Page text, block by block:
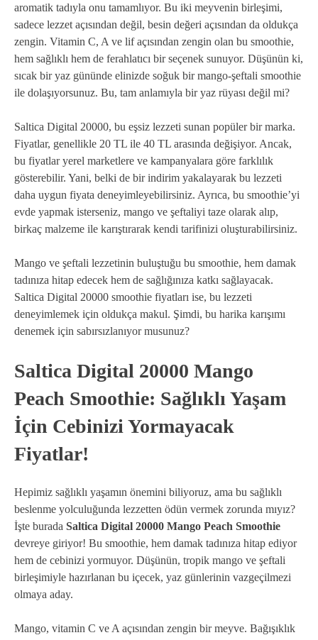
aromatik tadıyla onu tamamlıyor. Bu iki meyvenin birleşimi,
sadece lezzet açısından değil, besin değeri açısından da oldukça
zengin. Vitamin C, A ve lif açısından zengin olan bu smoothie,
hem sağlıklı hem de ferahlatıcı bir seçenek sunuyor. Düşünün ki,
sıcak bir yaz gününde elinizde soğuk bir mango-şeftali smoothie
ile dolaşıyorsunuz. Bu, tam anlamıyla bir yaz rüyası değil mi?
Saltica Digital 20000, bu eşsiz lezzeti sunan popüler bir marka.
Fiyatlar, genellikle 20 TL ile 40 TL arasında değişiyor. Ancak,
bu fiyatlar yerel marketlere ve kampanyalara göre farklılık
gösterebilir. Yani, belki de bir indirim yakalayarak bu lezzeti
daha uygun fiyata deneyimleyebilirsiniz. Ayrıca, bu smoothie’yi
evde yapmak isterseniz, mango ve şeftaliyi taze olarak alıp,
birkaç malzeme ile karıştırarak kendi tarifinizi oluşturabilirsiniz.
Mango ve şeftali lezzetinin buluştuğu bu smoothie, hem damak
tadınıza hitap edecek hem de sağlığınıza katkı sağlayacak.
Saltica Digital 20000 smoothie fiyatları ise, bu lezzeti
deneyimlemek için oldukça makul. Şimdi, bu harika karışımı
denemek için sabırsızlanıyor musunuz?
Saltica Digital 20000 Mango
Peach Smoothie: Sağlıklı Yaşam
İçin Cebinizi Yormayacak
Fiyatlar!
Hepimiz sağlıklı yaşamın önemini biliyoruz, ama bu sağlıklı
beslenme yolculuğunda lezzetten ödün vermek zorunda mıyız?
İşte burada Saltica Digital 20000 Mango Peach Smoothie
devreye giriyor! Bu smoothie, hem damak tadınıza hitap ediyor
hem de cebinizi yormuyor. Düşünün, tropik mango ve şeftali
birleşimiyle hazırlanan bu içecek, yaz günlerinin vazgeçilmezi
olmaya aday.
Mango, vitamin C ve A açısından zengin bir meyve. Bağışıklık